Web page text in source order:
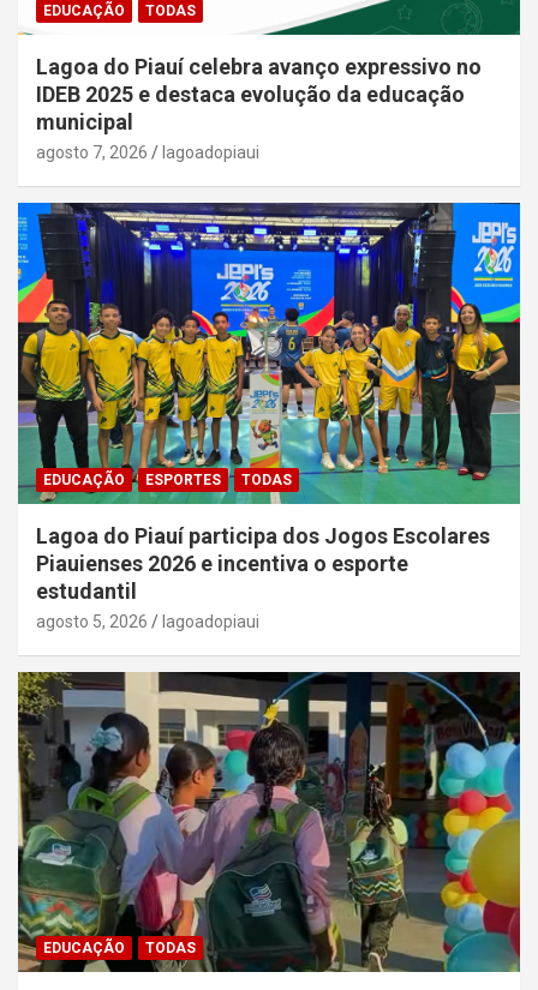
EDUCAÇÃO TODAS
Lagoa do Piauí celebra avanço expressivo no
IDEB 2025 e destaca evolução da educação
municipal
agosto 7, 2026 lagoadopiaui
EDUCAÇÃO ESPORTES TODAS
Lagoa do Piauí participa dos Jogos Escolares
Piauienses 2026 e incentiva o esporte
estudantil
agosto 5, 2026 lagoadopiaui
EDUCAÇÃO TODAS